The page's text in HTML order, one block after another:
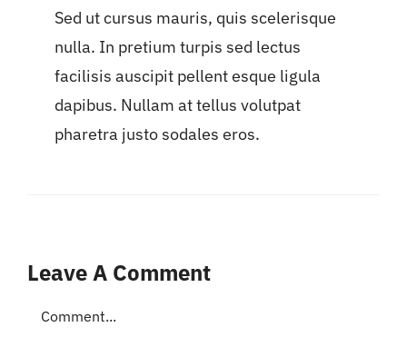
Sed ut cursus mauris, quis scelerisque
nulla. In pretium turpis sed lectus
facilisis auscipit pellent esque ligula
dapibus. Nullam at tellus volutpat
pharetra justo sodales eros.
Leave A Comment
Comment